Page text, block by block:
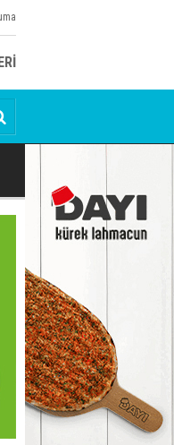
altından çıktı